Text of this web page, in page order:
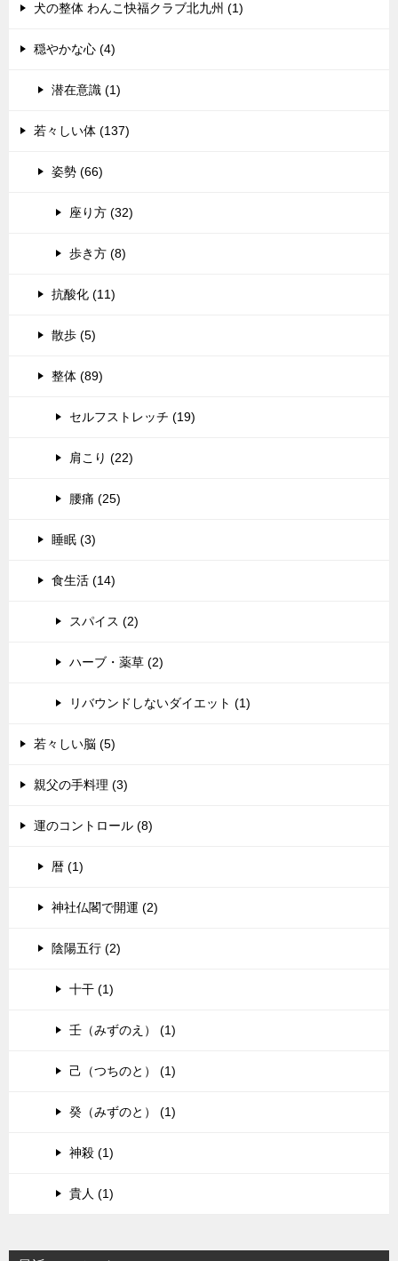
犬の整体 わんこ快福クラブ北九州 (1)
穏やかな心 (4)
潜在意識 (1)
若々しい体 (137)
姿勢 (66)
座り方 (32)
歩き方 (8)
抗酸化 (11)
散歩 (5)
整体 (89)
セルフストレッチ (19)
肩こり (22)
腰痛 (25)
睡眠 (3)
食生活 (14)
スパイス (2)
ハーブ・薬草 (2)
リバウンドしないダイエット (1)
若々しい脳 (5)
親父の手料理 (3)
運のコントロール (8)
暦 (1)
神社仏閣で開運 (2)
陰陽五行 (2)
十干 (1)
壬（みずのえ） (1)
己（つちのと） (1)
癸（みずのと） (1)
神殺 (1)
貴人 (1)